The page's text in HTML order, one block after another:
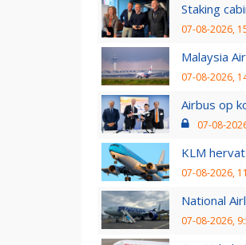
Staking
07-08-2026,
Malaysia
07-08-2026,
Airbus op
07-08-
KLM
07-08-2026,
National
07-08-2026,